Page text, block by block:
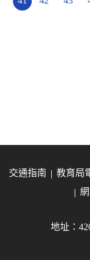
交通指南 教育局
地址：